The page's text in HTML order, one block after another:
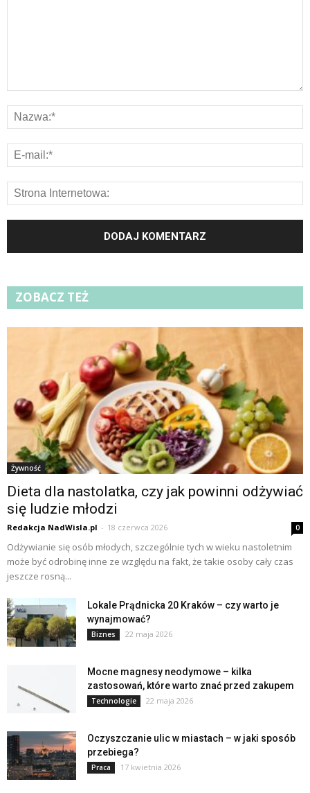
ZOBACZ TEŻ
Żywność
Dieta dla nastolatka, czy jak powinni odżywiać
się ludzie młodzi
Redakcja NadWisla.pl - 18 czerwca 2026 0
Odżywianie się osób młodych, szczególnie tych w wieku nastoletnim
może być odrobinę inne ze względu na fakt, że takie osoby cały czas
jeszcze rosną...
Lokale Prądnicka 20 Kraków – czy warto je
wynajmować?
Biznes 22 maja 2026
Mocne magnesy neodymowe – kilka
zastosowań, które warto znać przed zakupem
Technologie 22 maja 2026
Oczyszczanie ulic w miastach – w jaki sposób
przebiega?
Praca 17 kwietnia 2026